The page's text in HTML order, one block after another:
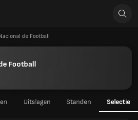
de Football
Football
Uitslagen Standen Selectie